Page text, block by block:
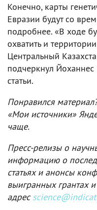
Конечно, карты
Евразии будут со
подробнее. «В ходе
охватить и
Центральный
подчеркнул
статьи.
Понравился
«Мои источники»
чаще.
Пресс-релизы о
информацию о
статьях и анонсы
выигранных грантах
адрес